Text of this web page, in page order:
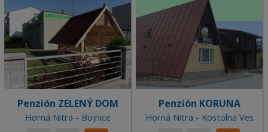
Penzión ZELENÝ DOM
Horná Nitra - Bojnice
Penzión KORUNA
Horná Nitra - Kostolná Ves